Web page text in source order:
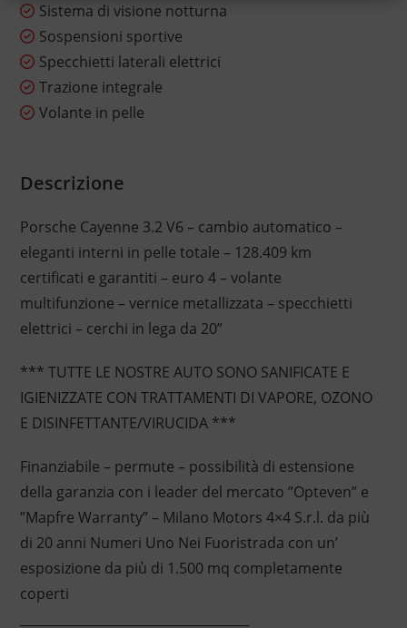
Sistema di visione notturna
Sospensioni sportive
Specchietti laterali elettrici
Trazione integrale
Volante in pelle
Descrizione
Porsche Cayenne 3.2 V6 – cambio automatico –
eleganti interni in pelle totale – 128.409 km
certificati e garantiti – euro 4 – volante
multifunzione – vernice metallizzata – specchietti
elettrici – cerchi in lega da 20”
*** TUTTE LE NOSTRE AUTO SONO SANIFICATE E
IGIENIZZATE CON TRATTAMENTI DI VAPORE, OZONO
E DISINFETTANTE/VIRUCIDA ***
Finanziabile – permute – possibilità di estensione
della garanzia con i leader del mercato ”Opteven” e
”Mapfre Warranty” – Milano Motors 4×4 S.r.l. da più
di 20 anni Numeri Uno Nei Fuoristrada con un’
esposizione da più di 1.500 mq completamente
coperti